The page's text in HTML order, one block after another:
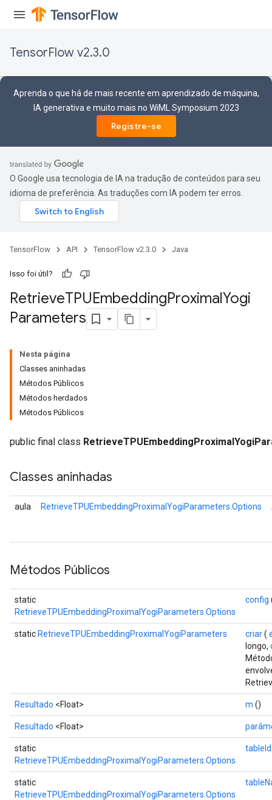
TensorFlow v2.3.0
Aprenda o que há de mais recente em aprendizado de máquina,
IA generativa e muito mais no WiML Symposium 2023
Registre-se
O Google usa tecnologia de IA na tradução de conteúdos para seu
idioma de preferência. As traduções com IA podem ter erros.
TensorFlow API TensorFlow v2.3.0 Java
Isso foi útil?
RetrieveTPUEmbeddingProximalYogi
Parameters
Nesta página
Classes aninhadas
Métodos Públicos
Métodos herdados
Métodos Públicos
public final class
Classes aninhadas
aula RetrieveTPUEmbeddingProximalYogiParameters.Options
Métodos Públicos
static
RetrieveTPUEmbeddingProximalYogiParameters.Options
config
static RetrieveTPUEmbeddingProximalYogiParameters criar(
longo,
Resultado <Float> m ()
Resultado <Float>
static
RetrieveTPUEmbeddingProximalYogiParameters.Options
tableId
static
RetrieveTPUEmbeddingProximalYogiParameters.Options